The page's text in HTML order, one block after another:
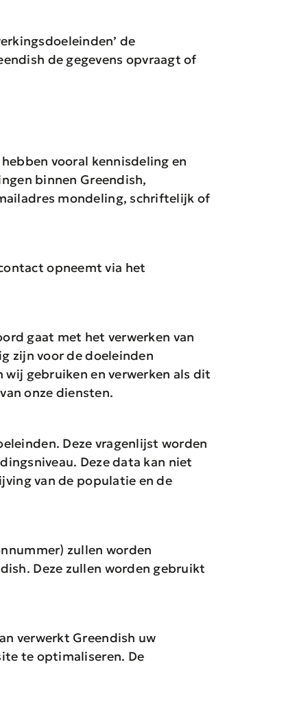
de
de gegevens opvraagt of
vooral kennisdeling en
binnen Greendish,
mondeling, schriftelijk of
opneemt via het
gaat met het verwerken van
zijn voor de doeleinden
gebruiken en verwerken als dit
onze diensten.
Deze vragenlijst worden
Deze data kan niet
van de populatie en de
zullen worden
Deze zullen worden gebruikt
verwerkt Greendish uw
te optimaliseren. De